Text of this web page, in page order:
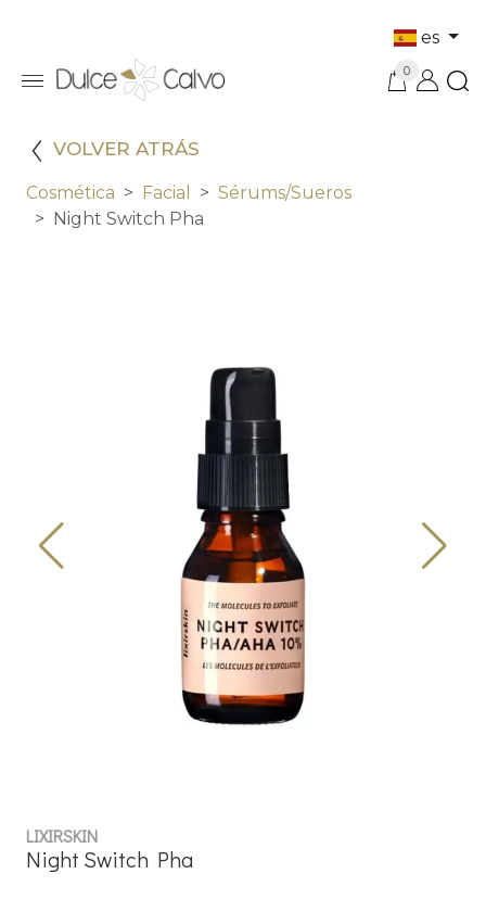
es
0
VOLVER ATRÁS
Cosmética Facial
Sérums/sueros
Night Switch Pha
LIXIRSKIN
Night Switch Pha